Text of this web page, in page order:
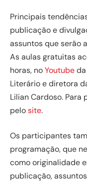
Principais
publicação e
assuntos que serão
As aulas gratuitas
horas, noYoutube
Literário e diretora
Lilian Cardoso.
pelosite.
Os participantes
programação, que
como originalidade
publicação,